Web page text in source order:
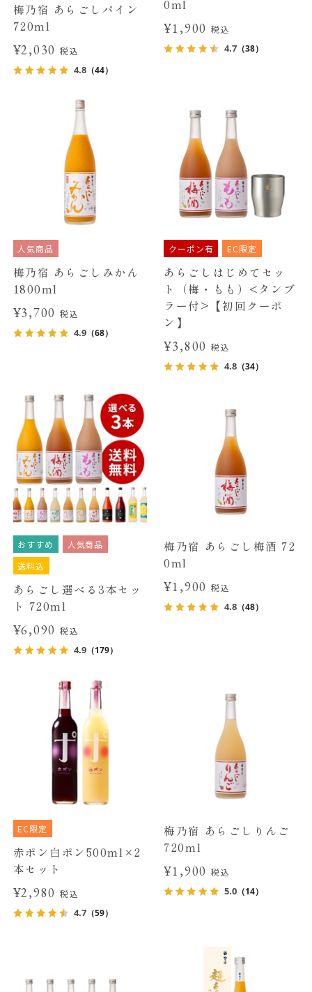
梅乃宿 あらごしパイン
720ml
¥2,030税込
4.8（44）
0ml
¥1,900 税込
4.7 （38）
人気商品
梅乃宿 あらごしみかん
1800ml
¥3,700税込
4.9（68）
クーポン有 EC限定
あらごしはじめてセッ
ト（梅・もも）<タンブ
ラー付>【初回クーポ
ン】
¥3,800 税込
4.8 （34）
おすすめ
人気商品
送料込
あらごし選べる3本セッ
ト 720ml
¥6,090税込
4.9（179）
梅乃宿 あらごし梅酒 72
0ml
¥1,900 税込
4.8 （48）
EC限定
赤ポン白ポン500ml×2
本セット
¥2,980税込
4.7（59）
梅乃宿 あらごしりんご
720ml
¥1,900 税込
5.0 （14）